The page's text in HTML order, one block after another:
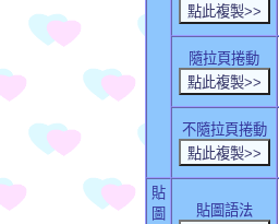
隨拉頁捲動
不隨拉頁捲動
貼
圖
貼圖語法